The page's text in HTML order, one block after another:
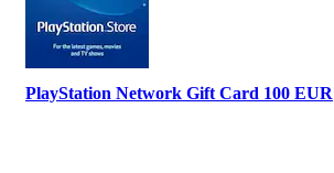
PlayStation Network Gift Card 100 EUR